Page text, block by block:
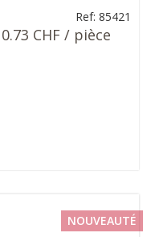
Ref: 85421
0.73 CHF / pièce
NOUVEAUTÉ